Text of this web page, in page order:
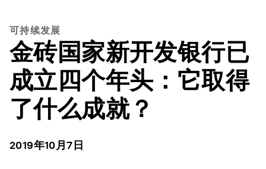
可持续发展
金砖国家新开发银行已
成立四个年头：它取得
了什么成就？
2019年10月7日